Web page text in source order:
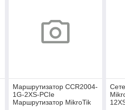
Маршрутизатор CCR2004-
1G-2XS-PCIe
Маршрутизатор MikroTik